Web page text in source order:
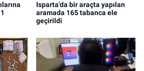
Isparta'da bir araçta yapılan
aramada 165 tabanca ele
geçirildi